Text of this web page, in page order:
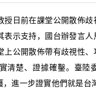
前在課堂公開散佈歧
表示支持，國台辦發言人
上公開散佈帶有歧視性
清楚、證據確鑿。臺陸
進一步證實他們就是台